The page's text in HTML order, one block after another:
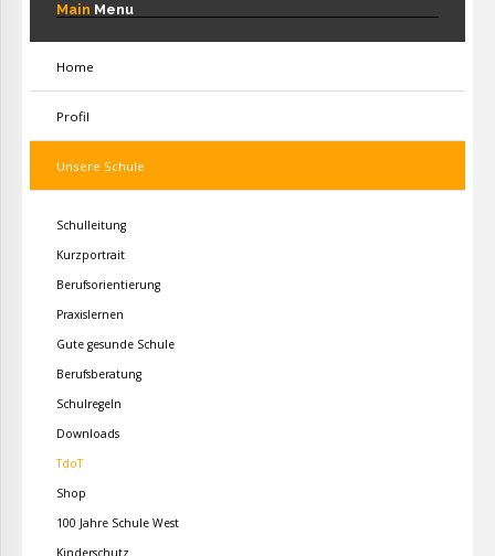
Main Menu
Home
Profil
Unsere Schule
Schulleitung
Kurzportrait
Berufsorientierung
Praxislernen
Gute gesunde Schule
Berufsberatung
Schulregeln
Downloads
TdoT
Shop
100 Jahre Schule West
Kinderschutz